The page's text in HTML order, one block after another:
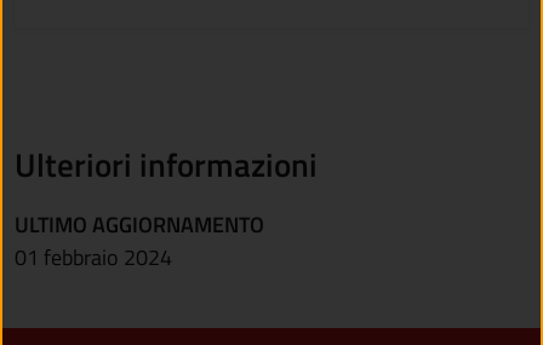
Ulteriori informazioni
ULTIMO AGGIORNAMENTO
01 febbraio 2024